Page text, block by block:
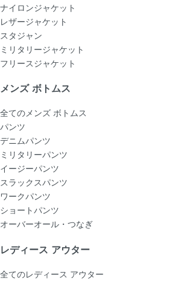
ナイロンジャケット
レザージャケット
スタジャン
ミリタリージャケット
フリースジャケット
メンズ ボトムス
全てのメンズ ボトムス
パンツ
デニムパンツ
ミリタリーパンツ
イージーパンツ
スラックスパンツ
ワークパンツ
ショートパンツ
オーバーオール・つなぎ
レディース アウター
全てのレディース アウター